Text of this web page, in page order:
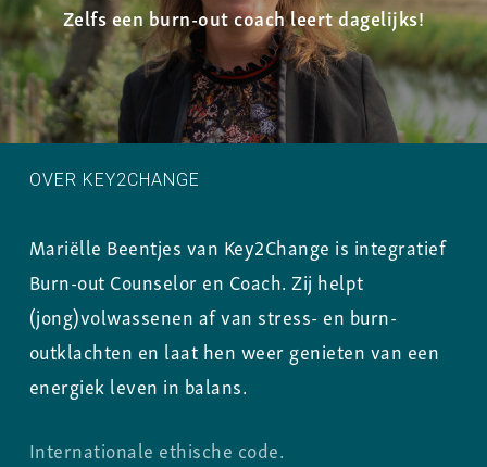
Zelfs een burn-out coach leert dagelijks!
OVER KEY2CHANGE
Mariëlle Beentjes van Key2Change is integratief
Burn-out Counselor en Coach. Zij helpt
(jong)volwassenen af van stress- en burn-
outklachten en laat hen weer genieten van een
energiek leven in balans.
Internationale ethische code.